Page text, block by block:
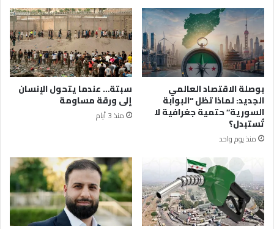
بوصلة الاقتصاد العالمي
الجديد: لماذا تظل “البوابة
السورية” حتمية جغرافية لا
تُستبدل؟
منذ يوم واحد
سبتة… عندما يتحول الإنسان
إلى ورقة مساومة
منذ 3 أيام